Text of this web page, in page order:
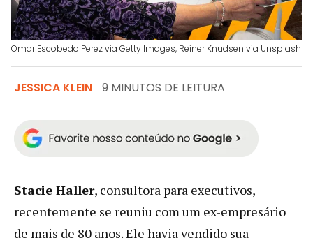
Omar Escobedo Perez via Getty Images, Reiner Knudsen via Unsplash
JESSICA KLEIN 9 MINUTOS DE LEITURA
Stacie Haller, consultora para executivos,
recentemente se reuniu com um ex-empresário
de mais de 80 anos. Ele havia vendido sua